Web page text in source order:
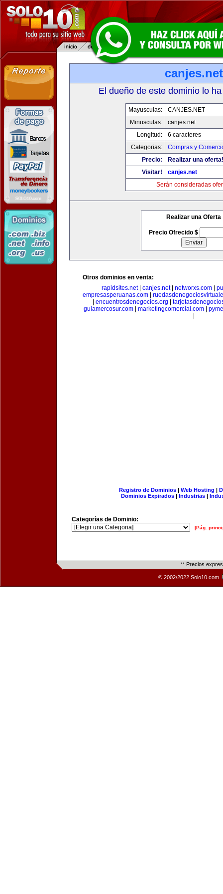
canjes.net
El dueño de este dominio lo
Mayusculas:
CANJES.NET
Minusculas:
canjes.net
Longitud:
6 caracteres
Categorias:
Compras y
Precio:
Realizar una oferta!
Visitar!
canjes.net
Serán consideradas
Realizar una Oferta
Precio Ofrecido $
Otros dominios en venta:
rapidsites.net| canjes.net| networxs.com
empresasperuanas.com
encuentrosdenegocios.org
guiamercosur.com| marketingcomercial.com|
Registro de Dominios| Web Hosting |
Dominios Expirados | Industrias |
Categorías de Dominio:
[Pág.
** Precios
© 2002/2022 Solo10.com